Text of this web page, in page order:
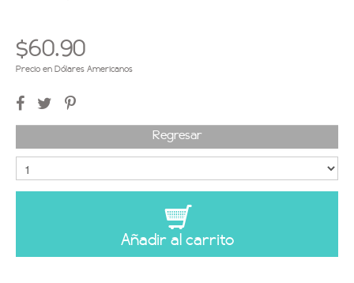
$60.90
Precio en Dólares Americanos
Regresar
Añadir al carrito